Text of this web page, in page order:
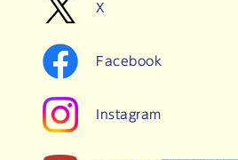
X
Facebook
Instagram